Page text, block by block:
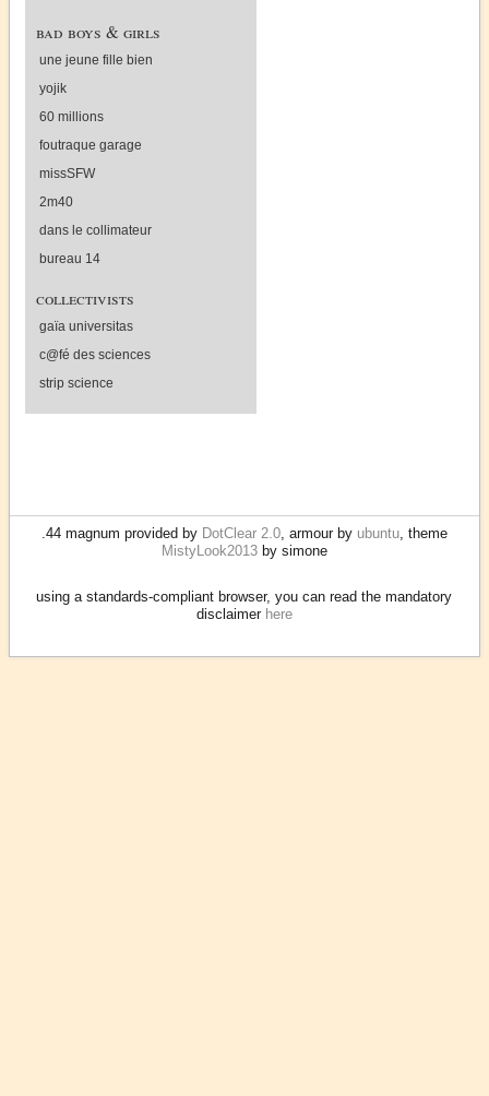
bad boys & girls
une jeune fille bien
yojik
60 millions
foutraque garage
missSFW
2m40
dans le collimateur
bureau 14
collectivists
gaïa universitas
c@fé des sciences
strip science
.44 magnum provided by DotClear 2.0, armour by ubuntu, theme
MistyLook2013by simone
using a standards-compliant browser, you can read the mandatory
disclaimer here